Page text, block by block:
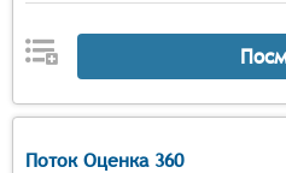
Поток Оценка 360